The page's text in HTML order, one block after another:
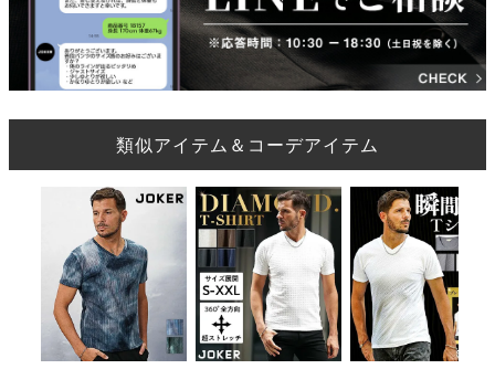
類似アイテム＆コーデアイテム